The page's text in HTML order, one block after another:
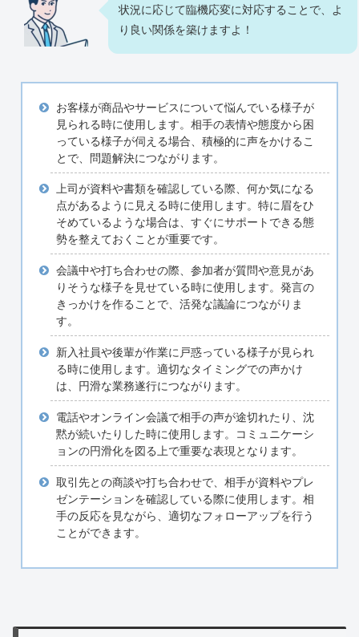
状況に応じて臨機応変に対応することで、よ
り良い関係を築けますよ！
お客様が商品やサービスについて悩んでいる様子が
見られる時に使用します。相手の表情や態度から困
っている様子が伺える場合、積極的に声をかけるこ
とで、問題解決につながります。
上司が資料や書類を確認している際、何か気になる
点があるように見える時に使用します。特に眉をひ
そめているような場合は、すぐにサポートできる態
勢を整えておくことが重要です。
会議中や打ち合わせの際、参加者が質問や意見があ
りそうな様子を見せている時に使用します。発言の
きっかけを作ることで、活発な議論につながりま
す。
新入社員や後輩が作業に戸惑っている様子が見られ
る時に使用します。適切なタイミングでの声かけ
は、円滑な業務遂行につながります。
電話やオンライン会議で相手の声が途切れたり、沈
黙が続いたりした時に使用します。コミュニケーシ
ョンの円滑化を図る上で重要な表現となります。
取引先との商談や打ち合わせで、相手が資料やプレ
ゼンテーションを確認している際に使用します。相
手の反応を見ながら、適切なフォローアップを行う
ことができます。